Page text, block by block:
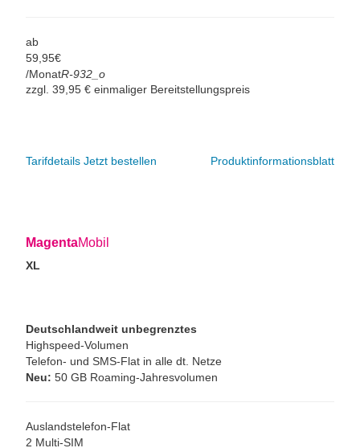
ab
59, 95€
/MonatR-932_o
zzgl. 39,95 € einmaliger Bereitstellungspreis
Produktinformationsblatt
Tarifdetails Jetzt bestellen
MagentaMobil
XL
Deutschlandweit unbegrenztes
Highspeed-Volumen
Telefon- und SMS-Flat in alle dt. Netze
Neu: 50 GB Roaming-Jahresvolumen
Auslandstelefon-Flat
2 Multi-SIM